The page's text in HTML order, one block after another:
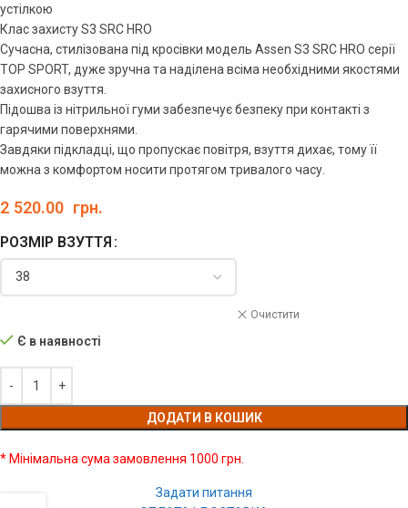
устілкою
Клас захисту S3 SRC HRO
Сучасна, стилізована під кросівки модель Assen S3 SRC HRO серії
TOP SPORT, дуже зручна та наділена всіма необхідними якостями
захисного взуття.
Підошва із нітрильної гуми забезпечує безпеку при контакті з
гарячими поверхнями.
Завдяки підкладці, що пропускає повітря, взуття дихає, тому її
можна з комфортом носити протягом тривалого часу.
2 520.00 грн.
РОЗМІР ВЗУТТЯ
Очистити
Є в наявності
ДОДАТИ В КОШИК
* Мінімальна сума замовлення 1000 грн.
Задати питання